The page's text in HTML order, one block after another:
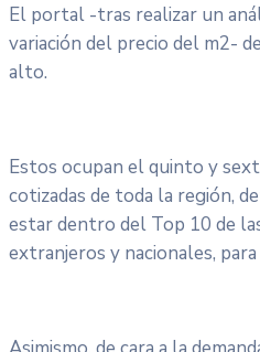
El portal -tras realizar un
variación del precio del m2-
alto.
Estos ocupan el quinto y
cotizadas de toda la región,
estar dentro del Top 10 de
extranjeros y nacionales,